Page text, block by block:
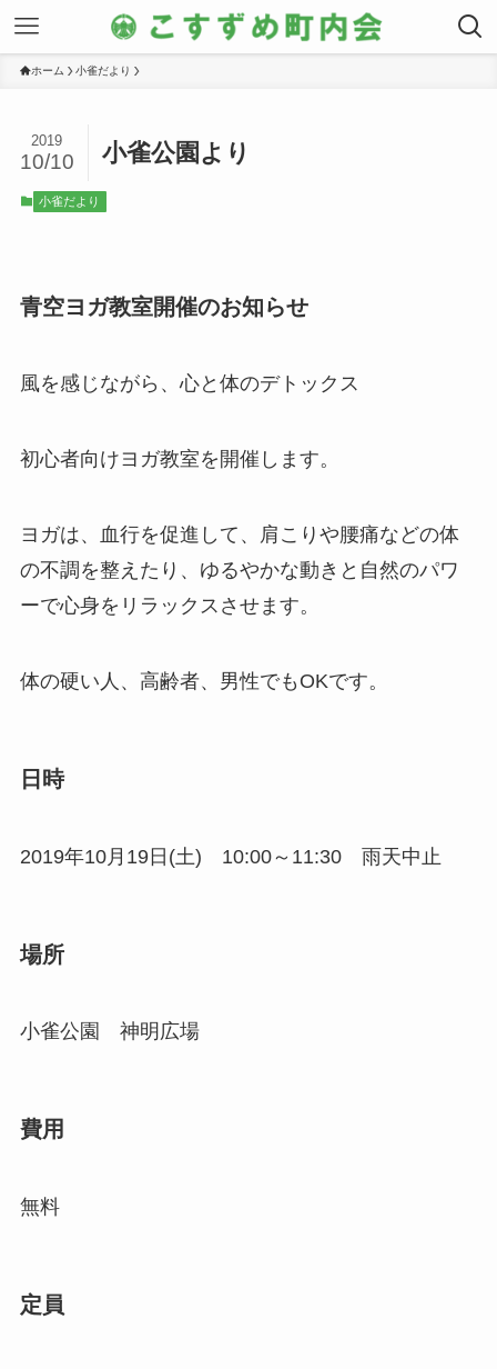
ホーム 小雀だより
小雀公園より
2019
10/10
小雀だより
青空ヨガ教室開催のお知らせ
風を感じながら、心と体のデトックス
初心者向けヨガ教室を開催します。
ヨガは、血行を促進して、肩こりや腰痛などの体
の不調を整えたり、ゆるやかな動きと自然のパワ
ーで心身をリラックスさせます。
体の硬い人、高齢者、男性でもOKです。
日時
2019年10月19日(土) 10:00～11:30 雨天中止
場所
小雀公園 神明広場
費用
無料
定員